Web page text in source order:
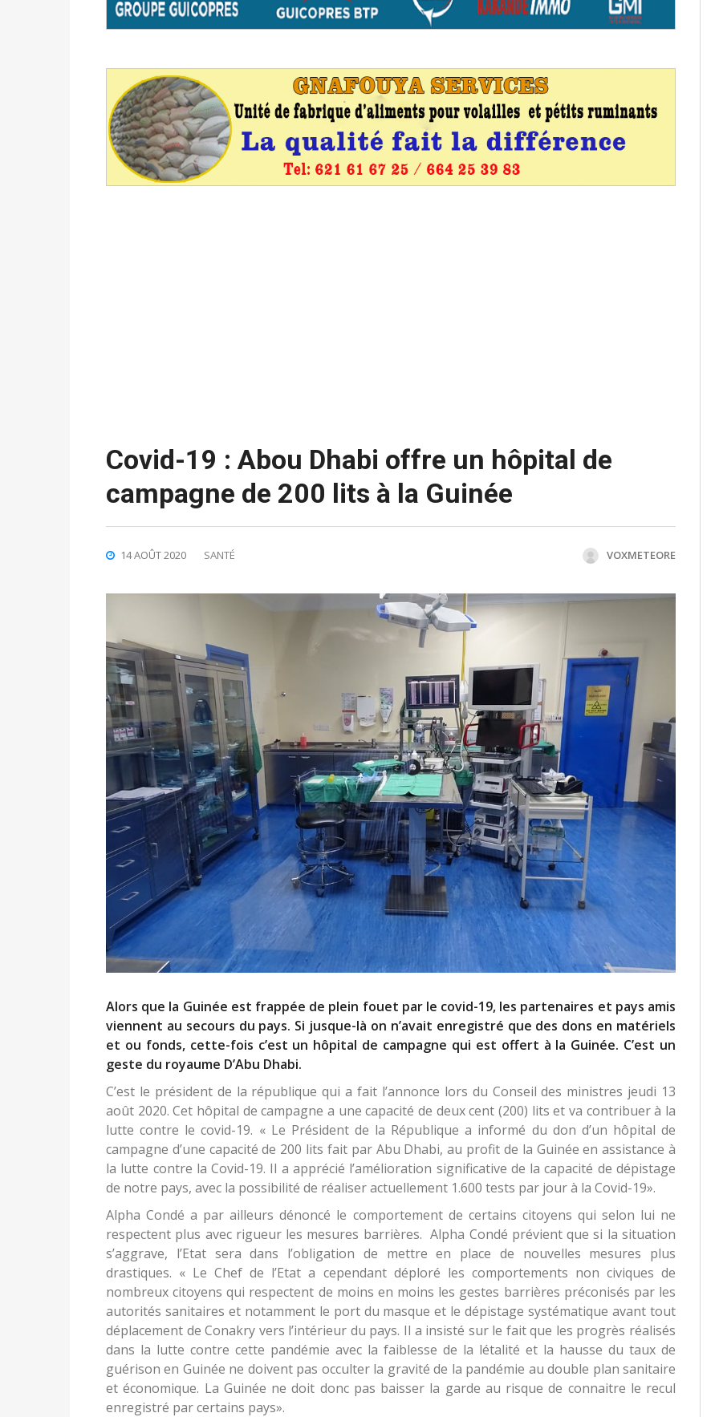
formation
des votes) avant le 16 mai à 16h
Politique-Double scrutin du 31 mai : retrait des cartes d’électeurs possible
du 16 au 31 mai 2026
Politique -Délégués de bureaux de vote : vos informations à transmettre
Covid-19 : Abou Dhabi offre un hôpital de
campagne de 200 lits à la Guinée
14 AOÛT 2020 SANTÉ VOXMETEORE
Alors que la Guinée est frappée de plein fouet par le covid-19, les partenaires et pays amis
viennent au secours du pays. Si jusque-là on n’avait enregistré que des dons en matériels
et ou fonds, cette-fois c’est un hôpital de campagne qui est offert à la Guinée. C’est un
geste du royaume D’Abu Dhabi.
C’est le président de la république qui a fait l’annonce lors du Conseil des ministres jeudi 13
août 2020. Cet hôpital de campagne a une capacité de deux cent (200) lits et va contribuer à la
lutte contre le covid-19. « Le Président de la République a informé du don d’un hôpital de
campagne d’une capacité de 200 lits fait par Abu Dhabi, au profit de la Guinée en assistance à
la lutte contre la Covid-19. Il a apprécié l’amélioration significative de la capacité de dépistage
de notre pays, avec la possibilité de réaliser actuellement 1.600 tests par jour à la Covid-19».
Alpha Condé a par ailleurs dénoncé le comportement de certains citoyens qui selon lui ne
respectent plus avec rigueur les mesures barrières. Alpha Condé prévient que si la situation
s’aggrave, l’Etat sera dans l’obligation de mettre en place de nouvelles mesures plus
drastiques. « Le Chef de l’Etat a cependant déploré les comportements non civiques de
nombreux citoyens qui respectent de moins en moins les gestes barrières préconisés par les
autorités sanitaires et notamment le port du masque et le dépistage systématique avant tout
déplacement de Conakry vers l’intérieur du pays. Il a insisté sur le fait que les progrès réalisés
dans la lutte contre cette pandémie avec la faiblesse de la létalité et la hausse du taux de
guérison en Guinée ne doivent pas occulter la gravité de la pandémie au double plan sanitaire
et économique. La Guinée ne doit donc pas baisser la garde au risque de connaitre le recul
enregistré par certains pays».